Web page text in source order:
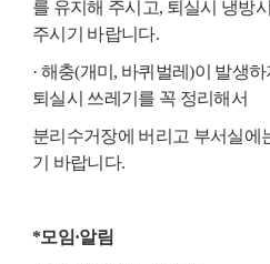
를 유지해 주시고, 퇴실시 냉방
주시기 바랍니다.
· 해충(개미 , 바퀴벌레)이 발생
퇴실시 쓰레기를 꼭 정리해서
분리수거장에 버리고 부서실에
기 바랍니다.
*모임·알림